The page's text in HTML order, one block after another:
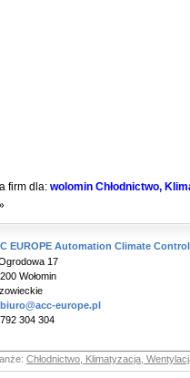
firm dla: wolomin Chłodnictwo,
EUROPE Automation Climate Control
17
Wołomin
biuro@acc-europe.pl
792 304 304
Chłodnictwo, Klimatyzacja,